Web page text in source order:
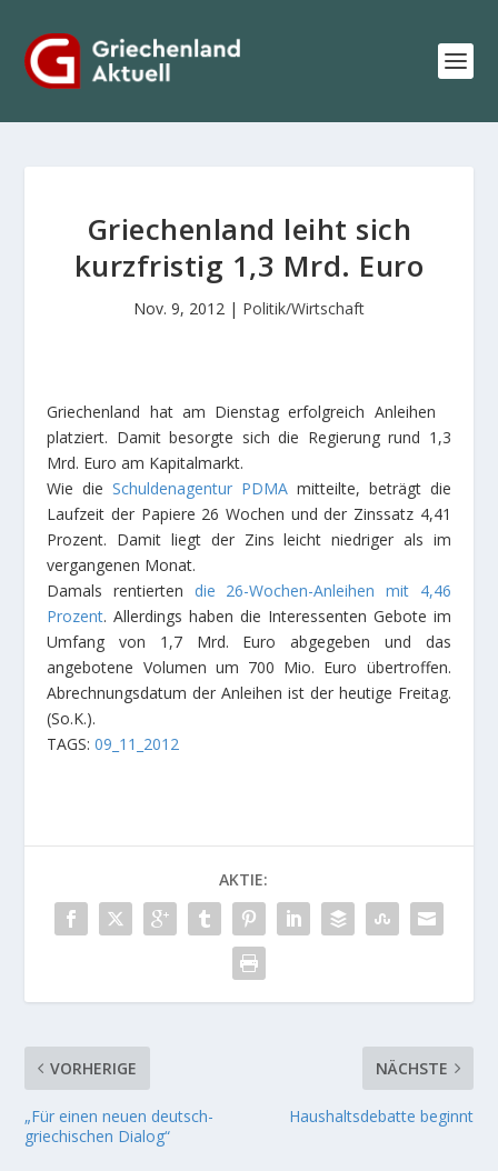
Griechenland leiht sich
kurzfristig 1,3 Mrd. Euro
Nov. 9, 2012 | Politik/Wirtschaft
Griechenland hat am Dienstag erfolgreich Anleihen
platziert. Damit besorgte sich die Regierung rund 1,3
Mrd. Euro am Kapitalmarkt.
Wie dieSchuldenagentur PDMA mitteilte, beträgt die
Laufzeit der Papiere 26 Wochen und der Zinssatz 4,41
Prozent. Damit liegt der Zins leicht niedriger als im
vergangenen Monat.
Damals rentierten die 26-Wochen-Anleihen mit 4,46
Prozent. Allerdings haben die Interessenten Gebote im
Umfang von 1,7 Mrd. Euro abgegeben und das
angebotene Volumen um 700 Mio. Euro übertroffen.
Abrechnungsdatum der Anleihen ist der heutige Freitag.
(So.K.).
TAGS:09_11_2012
AKTIE:
VORHERIGE
„Für einen neuen deutsch-
griechischen Dialog“
NÄCHSTE
Haushaltsdebatte beginnt